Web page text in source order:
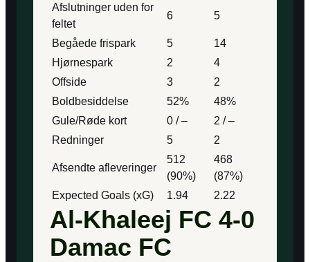
Afslutninger uden for
feltet
6 5
Begåede frispark 5
14
Hjørnespark
2
4
Offside
3
2
Boldbesiddelse
52%
48%
Gule/Røde kort
0 / –
2 / –
Redninger
5 2
Afsendte afleveringer
512
(90%)
468
(87%)
Expected Goals (xG)
1.94 2.22
Al-Khaleej FC 4-0
Damac FC